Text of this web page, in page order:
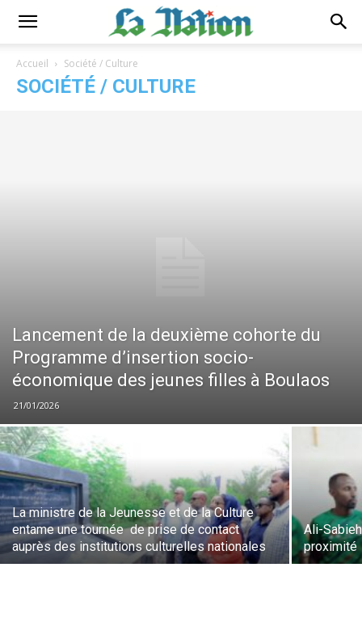
Accueil Société / Culture
SOCIÉTÉ / CULTURE
Lancement de la deuxième cohorte du
Programme d’insertion socio-
économique des jeunes filles à Boulaos
21/01/2026
La ministre de la Jeunesse et de la Culture
entame une tournée de prise de contact
auprès des institutions culturelles nationales
Ali-
proximité